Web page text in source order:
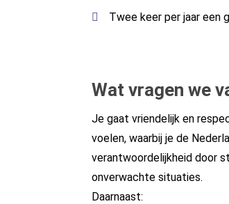
Twee keer per jaar een
Wat vragen we
Je gaat vriendelijk en
voelen, waarbij je de
verantwoordelijkheid door
onverwachte situaties.
Daarnaast: